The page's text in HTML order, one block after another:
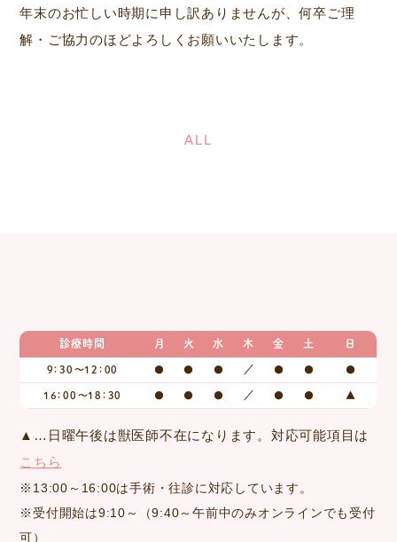
年末のお忙しい時期に申し訳ありませんが、何卒ご理
解・ご協力のほどよろしくお願いいたします。
ALL
診療時間 月 火 水 木 金 土 日
9：30～12：00 ● ● ● ／ ● ●
●
16：00～18：30
● ● ● ／ ● ● ▲
▲…日曜午後は獣医師不在になります。対応可能項目は
こちら
※13:00～16:00は手術・往診に対応しています。
※受付開始は9:10～（9:40～午前中のみオンラインでも受付
可）